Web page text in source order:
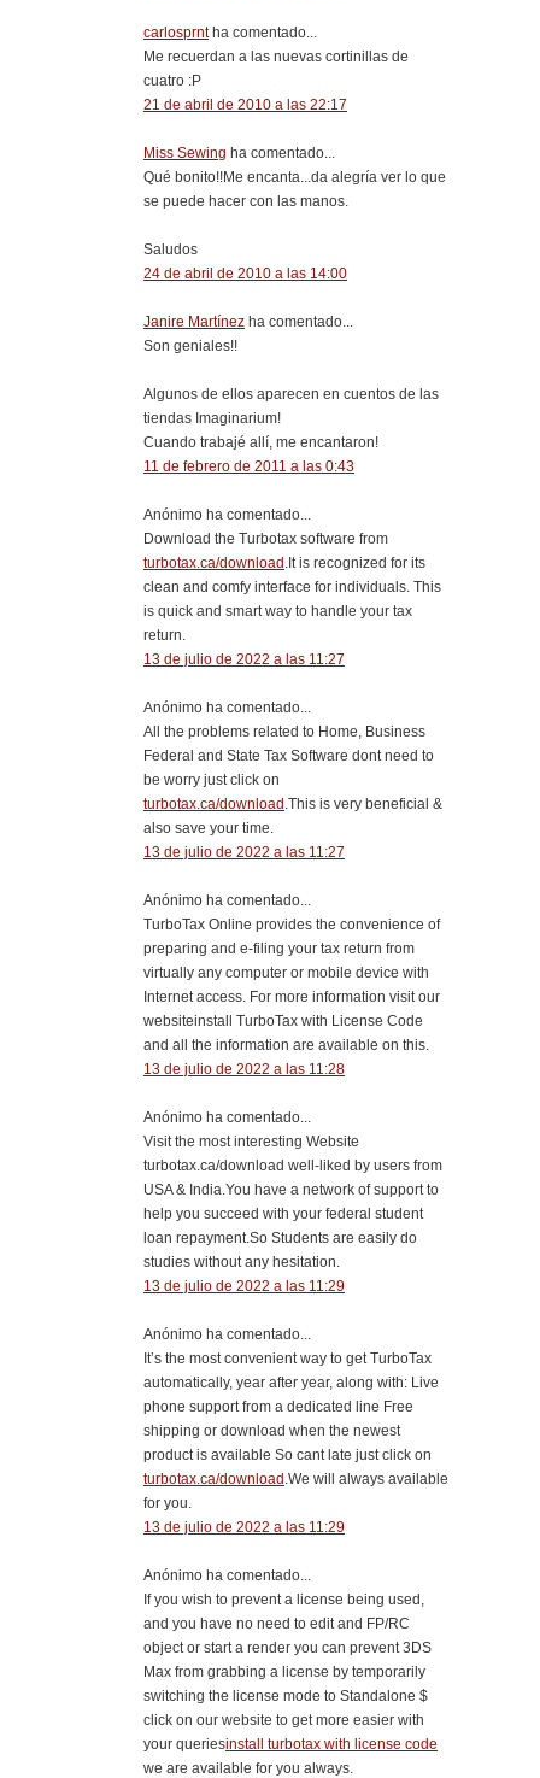
carlosprntha comentado...
Me recuerdan a las nuevas cortinillas de
cuatro :P
21 de abril de 2010 a las 22:17
Miss Sewing ha comentado...
Qué bonito!!Me encanta...da alegría ver lo que
se puede hacer con las manos.
Saludos
24 de abril de 2010 a las 14:00
Janire Martínez ha comentado...
Son geniales!!
Algunos de ellos aparecen en cuentos de las
tiendas Imaginarium!
Cuando trabajé allí, me encantaron!
11 de febrero de 2011 a las 0:43
Anónimo ha comentado...
Download the Turbotax software from
turbotax.ca/download .It is recognized for its
clean and comfy interface for individuals. This
is quick and smart way to handle your tax
return.
13 de julio de 2022 a las 11:27
Anónimo ha comentado...
All the problems related to Home, Business
Federal and State Tax Software dont need to
be worry just click on
turbotax.ca/download .This is very beneficial &
also save your time.
13 de julio de 2022 a las 11:27
Anónimo ha comentado...
TurboTax Online provides the convenience of
preparing and e-filing your tax return from
virtually any computer or mobile device with
Internet access. For more information visit our
websiteinstall TurboTax with License Code
and all the information are available on this.
13 de julio de 2022 a las 11:28
Anónimo ha comentado...
Visit the most interesting Website
turbotax.ca/download well-liked by users from
USA & India.You have a network of support to
help you succeed with your federal student
loan repayment.So Students are easily do
studies without any hesitation.
13 de julio de 2022 a las 11:29
Anónimo ha comentado...
It’s the most convenient way to get TurboTax
automatically, year after year, along with: Live
phone support from a dedicated line Free
shipping or download when the newest
product is available So cant late just click on
turbotax.ca/download .We will always available
for you.
13 de julio de 2022 a las 11:29
Anónimo ha comentado...
If you wish to prevent a license being used,
and you have no need to edit and FP/RC
object or start a render you can prevent 3DS
Max from grabbing a license by temporarily
switching the license mode to Standalone $
click on our website to get more easier with
your queriesinstall turbotax with license code
we are available for you always.